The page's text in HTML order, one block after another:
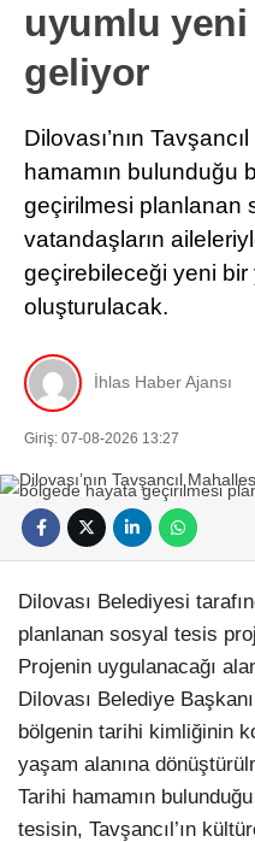
uyumlu
geliyor
Dilovası’nın
hamamın bulunduğu
geçirilmesi planlanan
vatandaşların
geçirebileceği yeni bir
oluşturulacak.
İhlas Haber Ajansı
Giriş: 07-08-2026 13:27
Dilovası Belediyesi
planlanan sosyal tesis
Projenin uygulanacağı
Dilovası Belediye
bölgenin tarihi kimliğinin
yaşam alanına
Tarihi hamamın
tesisin, Tavşancıl’ın